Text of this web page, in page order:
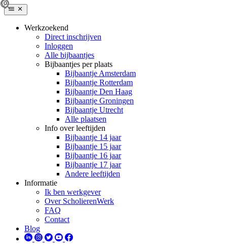
Werkzoekend
Direct inschrijven
Inloggen
Alle bijbaantjes
Bijbaantjes per plaats
Bijbaantje Amsterdam
Bijbaantje Rotterdam
Bijbaantje Den Haag
Bijbaantje Groningen
Bijbaantje Utrecht
Alle plaatsen
Info over leeftijden
Bijbaantje 14 jaar
Bijbaantje 15 jaar
Bijbaantje 16 jaar
Bijbaantje 17 jaar
Andere leeftijden
Informatie
Ik ben werkgever
Over ScholierenWerk
FAQ
Contact
Blog